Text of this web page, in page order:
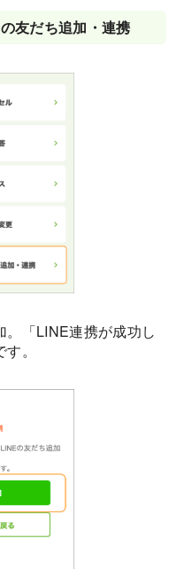
友だち追加・連携
「LINE連携が成功し
。